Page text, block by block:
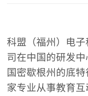
等基础题型，学生通
题器快速响应，系统实
统计答题数据并生成
化图表，让教师瞬间
学生知识掌握情况。
反馈：包含简答题、
阐述等开放式互动，
科盟（福州）电
司在中国的研发
国密歇根州的底
家专业从事教育